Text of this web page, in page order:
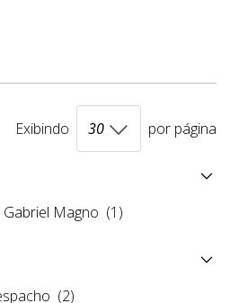
Exibindo por página
Magno (1)
(2)